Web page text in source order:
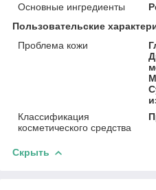
Основные ингредиенты
Пользовательские
Проблема кожи
Классификация
косметического средства
Скрыть